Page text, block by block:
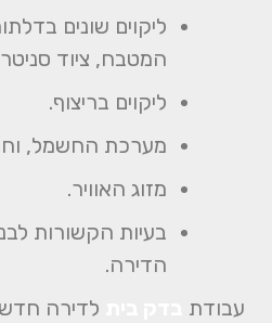
ליקוים שונים
המטבח, ציוד
ליקוים בריצוף.
מערכת החשמל,
מזוג האוויר.
בעיות הקשורות
הדירה.
עבודת
לדירה